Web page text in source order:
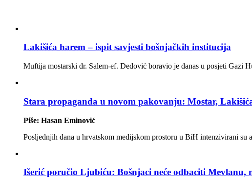
Lakišića harem – ispit savjesti bošnjačkih institucija
Muftija mostarski dr. Salem-ef. Dedović boravio je danas u posjeti Gazi
Stara propaganda u novom pakovanju: Mostar,
Piše: Hasan Eminović
Posljednjih dana u hrvatskom medijskom prostoru u BiH intenzivirani
Išerić poručio Ljubiću: Bošnjaci neće odbaciti Mevlanu,